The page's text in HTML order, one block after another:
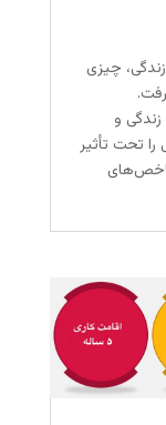
چیزی
و
تحت تأثیر